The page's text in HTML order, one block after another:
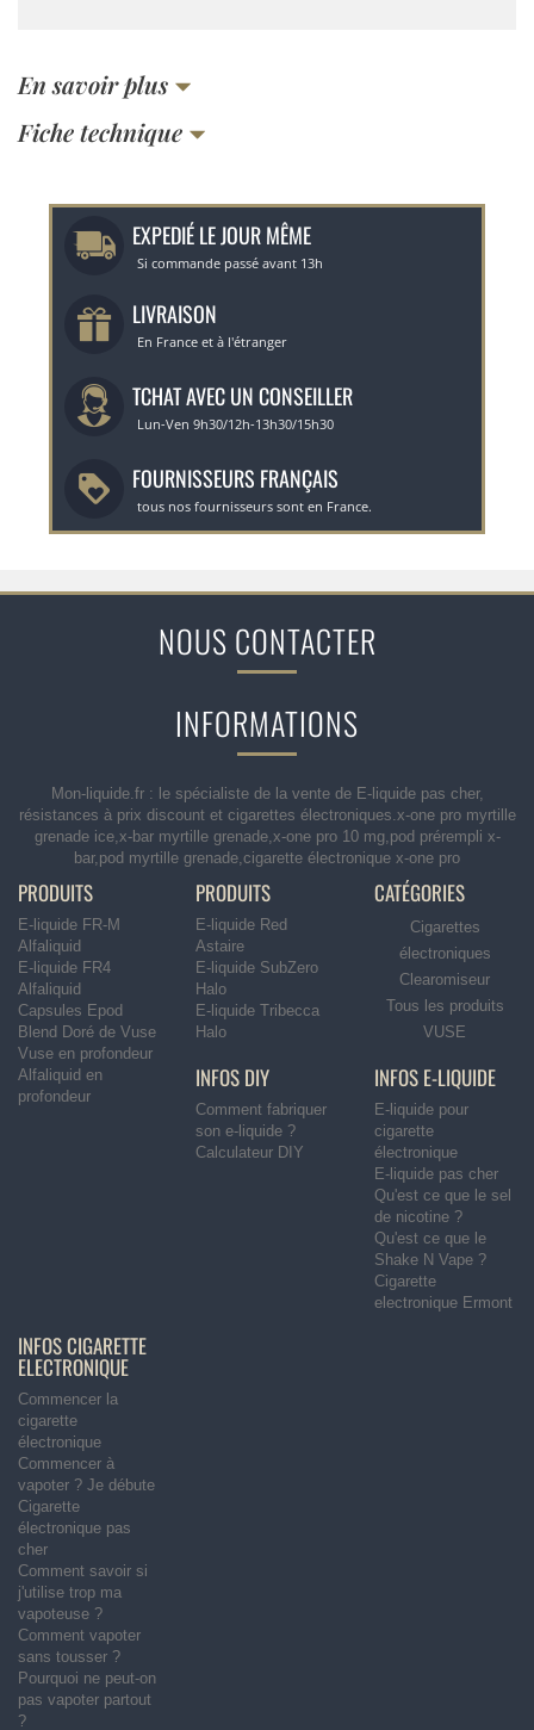
En savoir plus
Fiche technique
EXPEDIÉ LE JOUR MÊME
Si commande passé avant 13h
LIVRAISON
En France et à l'étranger
TCHAT AVEC UN CONSEILLER
Lun-Ven 9h30/12h-13h30/15h30
FOURNISSEURS FRANÇAIS
tous nos fournisseurs sont en France.
NOUS CONTACTER
INFORMATIONS
Mon-liquide.fr : le spécialiste de la vente de E-liquide pas cher,
résistances à prix discount et cigarettes électroniques.x-one pro myrtille
grenade ice,x-bar myrtille grenade,x-one pro 10 mg,pod prérempli x-
bar,pod myrtille grenade,cigarette électronique x-one pro
PRODUITS
E-liquide FR-M
Alfaliquid
E-liquide FR4
Alfaliquid
Capsules Epod
Blend Doré de Vuse
Vuse en profondeur
Alfaliquid en
profondeur
PRODUITS
E-liquide Red
Astaire
E-liquide SubZero
Halo
E-liquide Tribecca
Halo
CATÉGORIES
Cigarettes
électroniques
Clearomiseur
Tous les produits
VUSE
INFOS DIY
Comment fabriquer
son e-liquide ?
Calculateur DIY
INFOS E-LIQUIDE
E-liquide pour
cigarette
électronique
E-liquide pas cher
Qu'est ce que le sel
de nicotine ?
Qu'est ce que le
Shake N Vape ?
Cigarette
electronique Ermont
INFOS CIGARETTE
ELECTRONIQUE
Commencer la
cigarette
électronique
Commencer à
vapoter ? Je débute
Cigarette
électronique pas
cher
Comment savoir si
j'utilise trop ma
vapoteuse ?
Comment vapoter
sans tousser ?
Pourquoi ne peut-on
pas vapoter partout
?